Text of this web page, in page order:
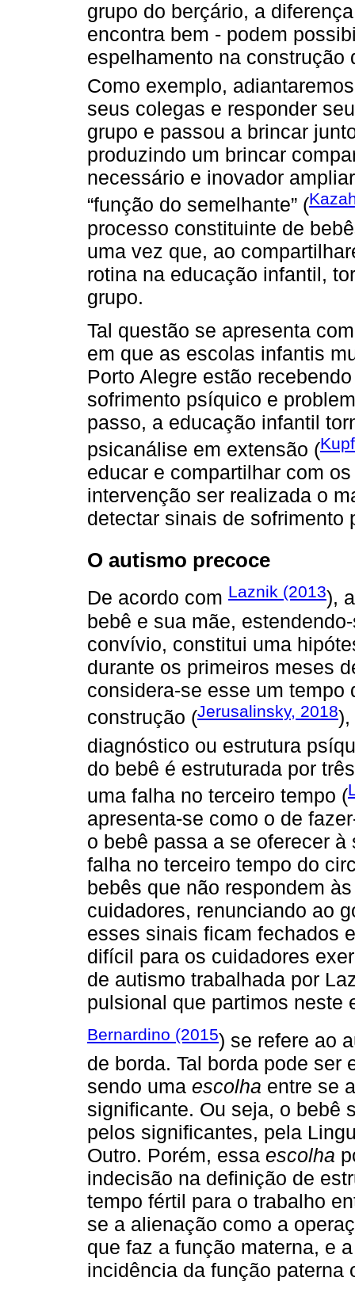
grupo do berçário, a
encontra bem - podem
espelhamento na
Como exemplo,
seus colegas e responder
grupo e passou a brincar
produzindo um brincar
necessário e inovador
“função do semelhante” (
processo constituinte de
uma vez que, ao
rotina na educação infantil,
grupo.
Tal questão se apresenta
em que as escolas infantis
Porto Alegre estão
sofrimento psíquico e
passo, a educação infantil
psicanálise em extensão (
educar e compartilhar com
intervenção ser realizada o
detectar sinais de sofrimento
O autismo precoce
De acordo com Laznik (2013),
bebê e sua mãe,
convívio, constitui uma
durante os primeiros meses
considera-se esse um
construção (Jerusalinsky, 2018),
diagnóstico ou estrutura
do bebê é estruturada por
uma falha no terceiro tempo (
apresenta-se como o de
o bebê passa a se oferecer
falha no terceiro tempo do
bebês que não respondem
cuidadores, renunciando ao
esses sinais ficam fechados
difícil para os cuidadores
de autismo trabalhada por
pulsional que partimos neste
Bernardino (2015) se refere ao
de borda. Tal borda pode ser
sendo uma escolha entre se
significante. Ou seja, o bebê
pelos significantes, pela
Outro. Porém, essa escolha
indecisão na definição de
tempo fértil para o trabalho
se a alienação como a
que faz a função materna, e
incidência da função paterna